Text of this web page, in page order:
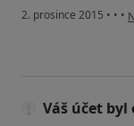
2. prosince 2015 • • •
Váš účet